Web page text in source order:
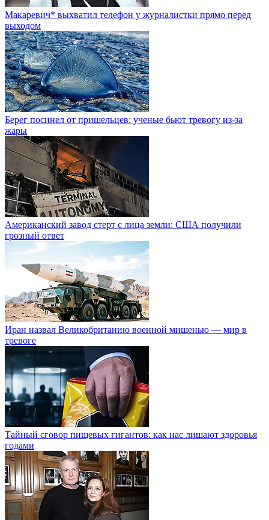
Макаревич* выхватил телефон у журналистки прямо перед
выходом
Берег посинел от пришельцев: ученые бьют тревогу из-за
жары
Американский завод стерт с лица земли: США получили
грозный ответ
Иран назвал Великобританию военной мишенью — мир в
тревоге
Тайный сговор пищевых гигантов: как нас лишают здоровья
годами